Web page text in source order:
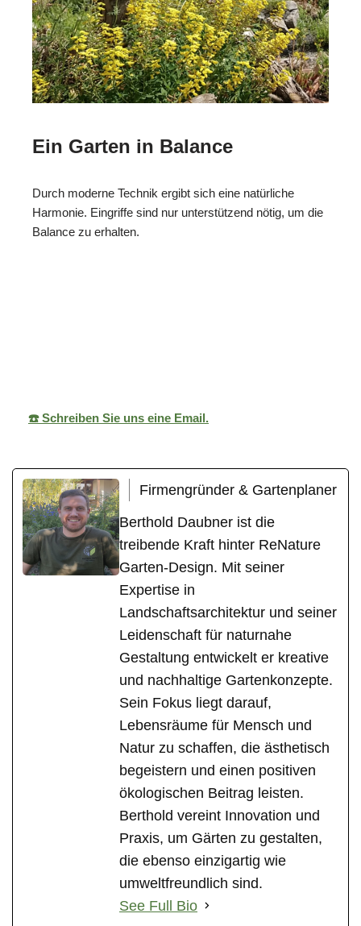
Ein Garten in Balance
Durch moderne Technik ergibt sich eine natürliche
Harmonie. Eingriffe sind nur unterstützend nötig, um die
Balance zu erhalten.
☎️ Schreiben Sie uns eine Email.
Firmengründer & Gartenplaner
Berthold Daubner ist die
treibende Kraft hinter ReNature
Garten-Design. Mit seiner
Expertise in
Landschaftsarchitektur und seiner
Leidenschaft für naturnahe
Gestaltung entwickelt er kreative
und nachhaltige Gartenkonzepte.
Sein Fokus liegt darauf,
Lebensräume für Mensch und
Natur zu schaffen, die ästhetisch
begeistern und einen positiven
ökologischen Beitrag leisten.
Berthold vereint Innovation und
Praxis, um Gärten zu gestalten,
die ebenso einzigartig wie
umweltfreundlich sind.
See Full Bio